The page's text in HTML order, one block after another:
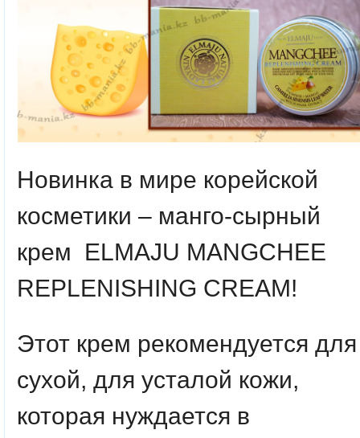
Новинка в мире корейской
косметики – манго-сырный
крем ELMAJU MANGCHEE
REPLENISHING CREAM!
Этот крем рекомендуется для
сухой, для усталой кожи,
которая нуждается в